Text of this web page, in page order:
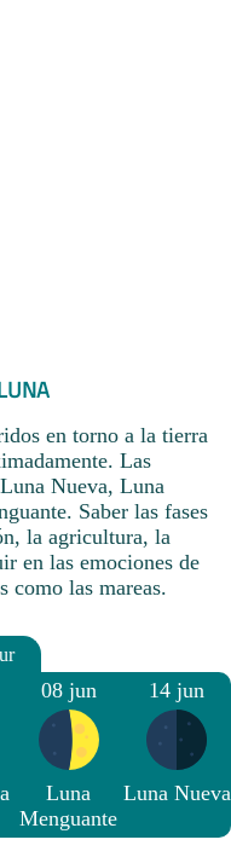
en torno a la tierra
Las
Nueva, Luna
Saber las fases
la agricultura, la
en las emociones de
como las mareas.
08 jun
Luna
Menguante
14 jun
Luna Nueva